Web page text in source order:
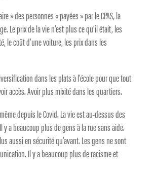
» des personnes « payées » par le CPAS, la
Le prix de la vie n’est plus ce qu’il était, les
le coût d’une voiture, les prix dans les
dans les plats à l’école pour que tout
accès. Avoir plus mixité dans les quartiers.
depuis le Covid. La vie est au-dessus des
y a beaucoup plus de gens à la rue sans aide.
aussi en sécurité qu’avant. Les gens ne sont
Il y a beaucoup plus de racisme et